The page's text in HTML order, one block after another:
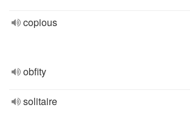
copious
obfity
solitaire